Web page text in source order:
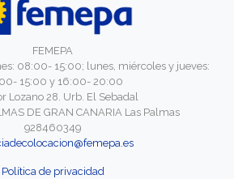
FEMEPA
08:00- 15:00; lunes, miércoles y jueves:
15:00 y 16:00- 20:00
Lozano 28. Urb. El Sebadal
DE GRAN CANARIA Las Palmas
928460349
Política de privacidad